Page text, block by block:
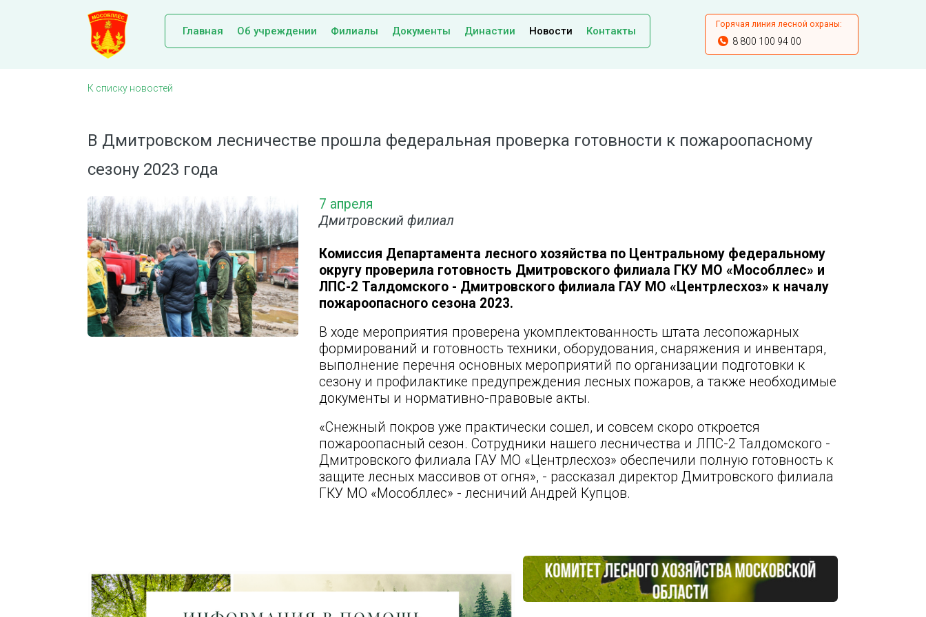
Главная Об учреждении Филиалы Документы Династии Новости Контакты
Горячая линия лесной охраны:
8 800 100 94 00
К списку новостей
В Дмитровском лесничестве прошла федеральная проверка готовности к пожароопасному
сезону 2023 года
7 апреля
Дмитровский филиал
Комиссия Департамента лесного хозяйства по Центральному федеральному
округу проверила готовность Дмитровского филиала ГКУ МО «Мособллес» и
ЛПС-2 Талдомского - Дмитровского филиала ГАУ МО «Центрлесхоз» к началу
пожароопасного сезона 2023.
В ходе мероприятия проверена укомплектованность штата лесопожарных
формирований и готовность техники, оборудования, снаряжения и инвентаря,
выполнение перечня основных мероприятий по организации подготовки к
сезону и профилактике предупреждения лесных пожаров, а также необходимые
документы и нормативно-правовые акты.
«Снежный покров уже практически сошел, и совсем скоро откроется
пожароопасный сезон. Сотрудники нашего лесничества и ЛПС-2 Талдомского -
Дмитровского филиала ГАУ МО «Центрлесхоз» обеспечили полную готовность к
защите лесных массивов от огня», - рассказал директор Дмитровского филиала
ГКУ МО «Мособллес» - лесничий Андрей Купцов.